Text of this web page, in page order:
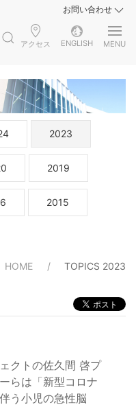
お問い合わせ
アクセス ENGLISH MENU
2023
2019
2015
HOME TOPICS 2023
クトの佐久間 啓プ
らは「新型コロナ
う小児の急性脳